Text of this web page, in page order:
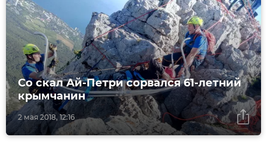
2 мая 2018, 12:16
Со скал Ай-Петри сорвался 61-летний
крымчанин